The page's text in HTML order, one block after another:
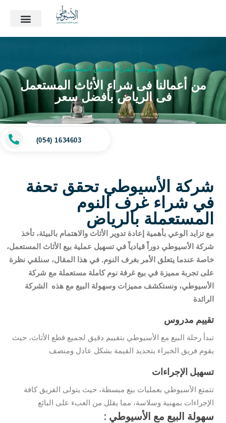
الأسيوطي لشراء العفش المستعمل
من أعمالنا فى شراء الأثاث المستعمل
فى الرياض بأفضل سعر
شركة الأسيوطي تحقق تحفة
في شراء غرف النوم
المستعملة بالرياض
مع تزايد الوعي بأهمية إعادة تدوير الأثاث والاهتمام بالبيئة، تأخذ
شركة الأسيوطي دوراً قيادياً في تسهيل عملية بيع الأثاث المستعمل،
خاصة عندما يتعلق الأمر بغرف النوم. في هذا المقال، سنلقي نظرة
على تجربة مميزة في بيع غرفة نوم كاملة مستعملة مع شركة
الأسيوطي، ونستكشف مميزات وسهولة البيع مع هذه الشركة
الرائدة
تقييم مدروس
تبدأ رحلة البيع مع الأسيوطي بتقييم دقيق لجميع قطع الأثاث، حيث
يقوم فريق الخبراء بتحديد القيمة بشكل عادل ومنصف
تسهيل الإجراءات
تتمتع الأسيوطي بعمليات بيع مبسطة، حيث يتولى الفريق كافة
الإجراءات بمهنية وسلاسة، مما يقلل من العبء على البائع
: سهولة البيع مع الأسيوطي
(054) 1634603